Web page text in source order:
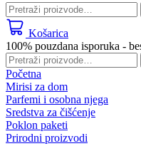
Pretraži:
Košarica
100% pouzdana isporuka -
Pretraži:
Početna
Mirisi za dom
Parfemi i osobna njega
Sredstva za čišćenje
Poklon paketi
Prirodni proizvodi